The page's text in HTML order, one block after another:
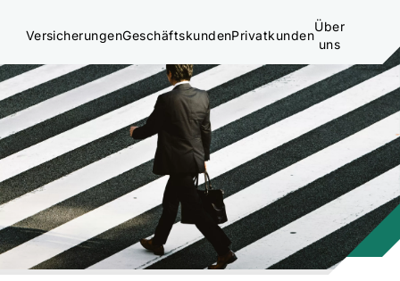
VersicherungenGeschäftskundenPrivatkunden
Über
uns